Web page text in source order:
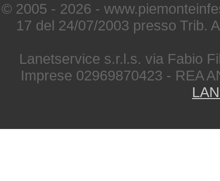
© 2005 - 2026 -
17 del 24/07/2003 presso Trib.
Lanetservice s.r.l.s. via Fabio
Imprese 02969870423 - REA